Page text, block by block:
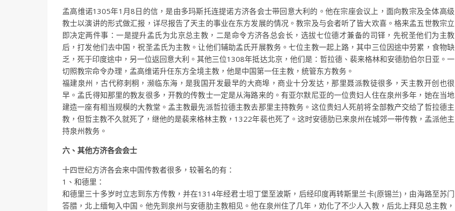
孟高维诺1305年1月8日的信，是由多玛斯托连提诺方济各会士带回意大利的。他在宗座会议上，面向教宗及全体高级
教士以演讲的形式做汇报，详尽报告了天主的事业在东方发展的情况。教宗及与会者听了皆大欢喜。格来孟五世教宗立
即决定两件事：一是提升孟氏为北京总主教，二是命令方济各总会长，选拔七位德才兼备的司铎，先祝圣他们为主教
后，打发他们去中国，祝圣孟氏为主教。让他们辅助孟氏开展教务。七位主教一起上路，其中三位因途中劳累，食物缺
乏，死于印度途中，另一位返回意大利。其他三位1308年抵达北京，他们是：哲拉德、裴来格林和安德肋伯尔日亚。一
切照教宗命令办理，孟高维诺升任东方全境主教，他是中国第一任主教，统管东方教务。
福建泉州，古代称刺桐，濒临东海，是我国开发最早的大商埠，商业十分发达，那里聂派教徒很多，天主教开创也很
早。孟氏得知那里的教友很多，开教的传教士一定是从海路来的。有亚尔默尼亚的一位贵妇人住在泉州多年，她在当地
建造一座有相当规模的大教堂。孟主教最先派哲拉德主教去那里主持教务。这位贵妇人死前将全部教产交给了哲拉德主
教，但哲主教不久就死了，继他的是裴来格林主教，1322年裴也死了。这时安德肋已来泉州在城郊一带传教，孟派他主
持泉州教务。
六、其他方济各会会士
十四世纪方济各会来中国传教者很多，较著名的有：
1、和德里：
和德里三十多岁时立志到东方传教，并在1314年经君士坦丁堡至波斯，后经印度再转斯里兰卡(原锡兰)，由海路至苏门
答腊，北上缅甸入中国。他先到泉州与安德肋主教相见。他在泉州住了几年，劝化了不少人入教，后北上拜见总主教，